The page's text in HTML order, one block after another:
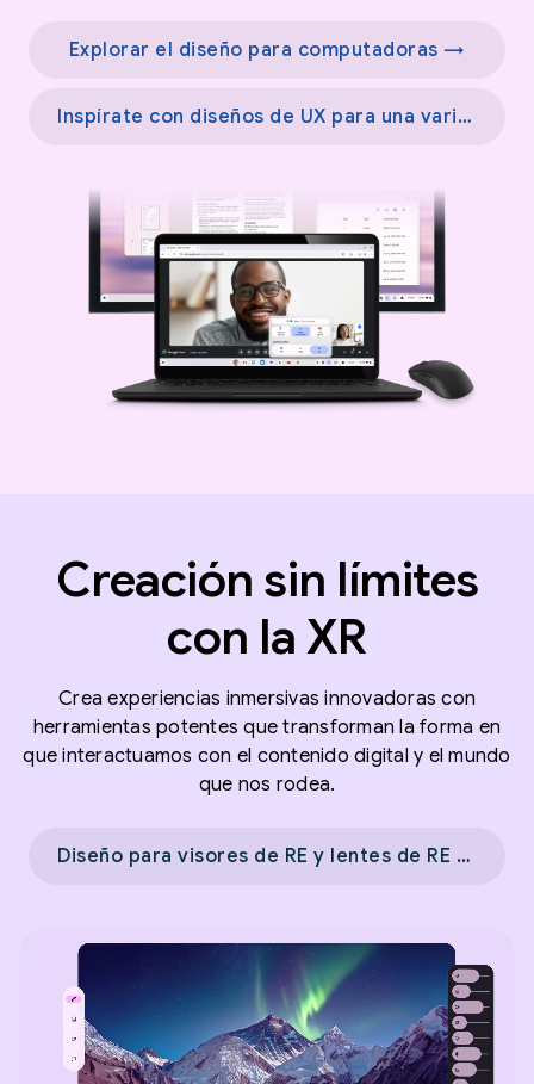
Explorar el diseño para computadoras →
Inspírate con diseños de UX para una variedad de pantallas →
Creación sin límites
con la XR
Crea experiencias inmersivas innovadoras con
herramientas potentes que transforman la forma en
que interactuamos con el contenido digital y el mundo
que nos rodea.
Diseño para visores de RE y lentes de RE con cable →